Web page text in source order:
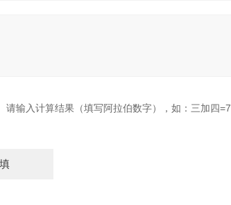
请输入计算结果（填写阿拉伯数字），如：三加四=7